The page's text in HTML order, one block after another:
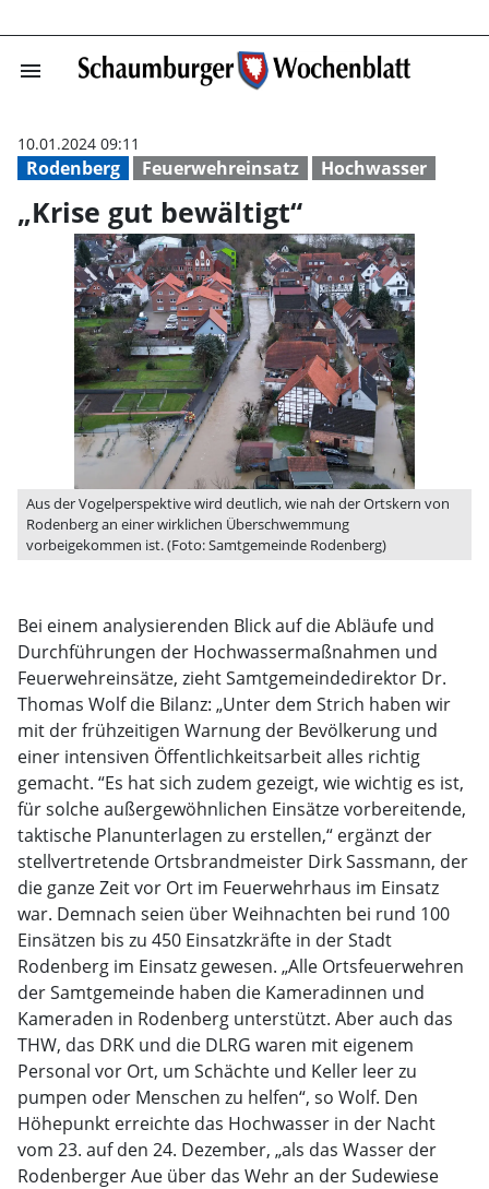
menu „Krise gut
Rodenberg Feuerwehreinsatz Hochwasser
10.01.2024 09:11
„Krise gut bewältigt“
Aus der Vogelperspektive wird deutlich, wie nah der Ortskern von
Rodenberg an einer wirklichen Überschwemmung
vorbeigekommen ist. (Foto: Samtgemeinde Rodenberg)
Bei einem analysierenden Blick auf die Abläufe und
Durchführungen der Hochwassermaßnahmen und
Feuerwehreinsätze, zieht Samtgemeindedirektor Dr.
Thomas Wolf die Bilanz: „Unter dem Strich haben wir
mit der frühzeitigen Warnung der Bevölkerung und
einer intensiven Öffentlichkeitsarbeit alles richtig
gemacht. “Es hat sich zudem gezeigt, wie wichtig es ist,
für solche außergewöhnlichen Einsätze vorbereitende,
taktische Planunterlagen zu erstellen,“ ergänzt der
stellvertretende Ortsbrandmeister Dirk Sassmann, der
die ganze Zeit vor Ort im Feuerwehrhaus im Einsatz
war. Demnach seien über Weihnachten bei rund 100
Einsätzen bis zu 450 Einsatzkräfte in der Stadt
Rodenberg im Einsatz gewesen. „Alle Ortsfeuerwehren
der Samtgemeinde haben die Kameradinnen und
Kameraden in Rodenberg unterstützt. Aber auch das
THW, das DRK und die DLRG waren mit eigenem
Personal vor Ort, um Schächte und Keller leer zu
pumpen oder Menschen zu helfen“, so Wolf. Den
Höhepunkt erreichte das Hochwasser in der Nacht
vom 23. auf den 24. Dezember, „als das Wasser der
Rodenberger Aue über das Wehr an der Sudewiese